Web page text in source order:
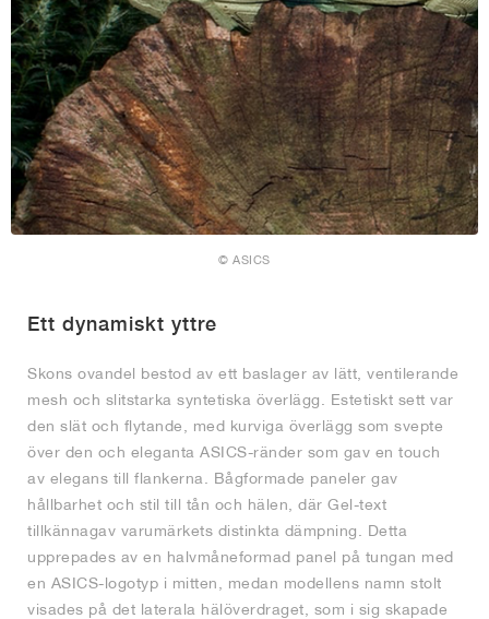
© ASICS
Ett dynamiskt yttre
Skons ovandel bestod av ett baslager av lätt, ventilerande
mesh och slitstarka syntetiska överlägg. Estetiskt sett var
den slät och flytande, med kurviga överlägg som svepte
över den och eleganta ASICS-ränder som gav en touch
av elegans till flankerna. Bågformade paneler gav
hållbarhet och stil till tån och hälen, där Gel-text
tillkännagav varumärkets distinkta dämpning. Detta
upprepades av en halvmåneformad panel på tungan med
en ASICS-logotyp i mitten, medan modellens namn stolt
visades på det laterala hälöverdraget, som i sig skapade